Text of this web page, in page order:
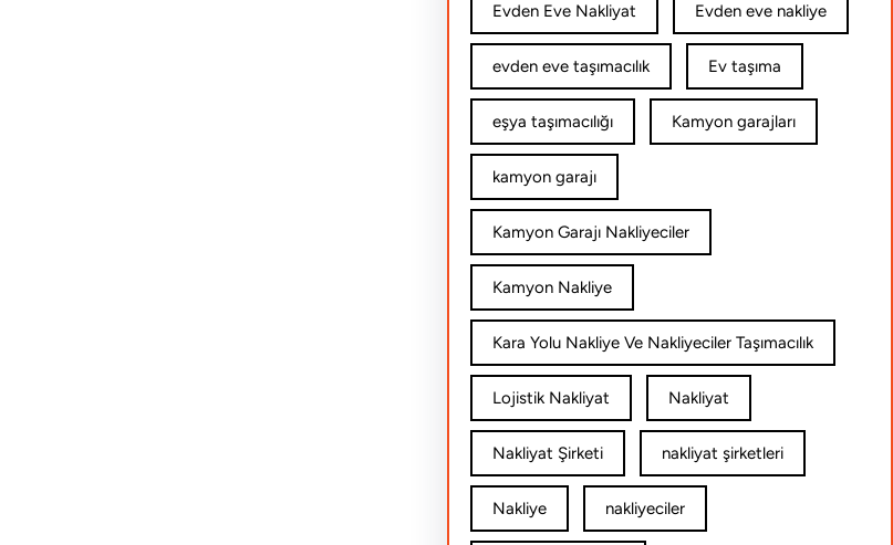
Evden Eve Nakliyat Evden eve nakliye
evden eve taşımacılık Ev taşıma
eşya taşımacılığı Kamyon garajları
kamyon garajı
Kamyon Garajı Nakliyeciler
Kamyon Nakliye
Kara Yolu Nakliye Ve Nakliyeciler Taşımacılık
Lojistik Nakliyat Nakliyat
Nakliyat Şirketi nakliyat şirketleri
Nakliye nakliyeciler